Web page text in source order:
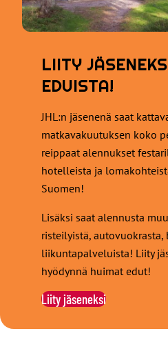
LIITY
EDUISTA!
JHL:n jäsenenä saat
matkavakuutuksen koko
reippaat alennukset
hotelleista ja
Suomen!
Lisäksi saat alennusta
risteilyistä, autovuokrasta,
liikuntapalveluista! Liity
hyödynnä huimat edut!
Liity jäseneksi